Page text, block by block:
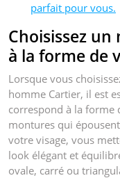
parfait pour vous.
Choisissez
à la forme de
Lorsque vous
homme Cartier, il est
correspond à la forme
montures qui
votre visage, vous
look élégant et
ovale, carré ou